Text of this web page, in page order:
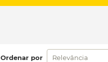
Ordenar por Relevância